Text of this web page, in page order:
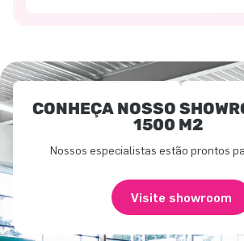
CONHEÇA NOSSO
1500 M2
Nossos especialistas estão prontos
Visite showroom